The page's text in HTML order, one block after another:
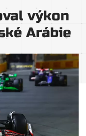
výkon
Arábie